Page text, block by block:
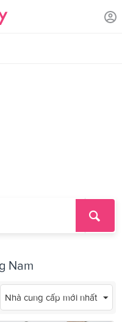
Nam
Nhà cung cấp mới nhất